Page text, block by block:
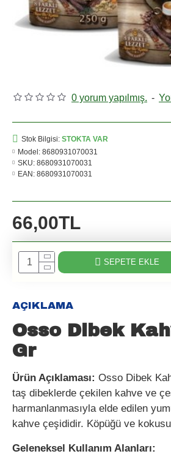
0 yorum yapılmış. -
66,00TL
Stok Bilgisi: STOKTA VAR
Model: 8680931070031
SKU: 8680931070031
EAN: 8680931070031
SEPETE EKLE
AÇIKLAMA
Osso Dibek
Gr
Ürün Açıklaması: Osso Dibek
taş dibeklerde çekilen kahve ve
harmanlanmasıyla elde edilen
kahve çeşididir. Köpüğü ve
Geleneksel Kullanım Alanları: